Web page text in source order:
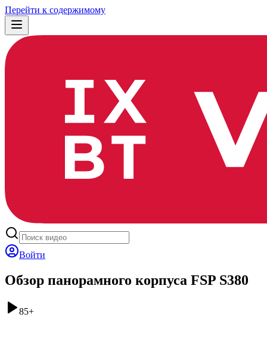
Перейти к содержимому
Войти
Обзор панорамного корпуса FSP S380
85+